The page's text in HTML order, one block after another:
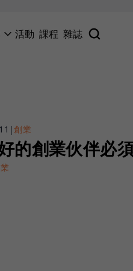
活動 課程 雜誌
|創業
的創業伙伴必